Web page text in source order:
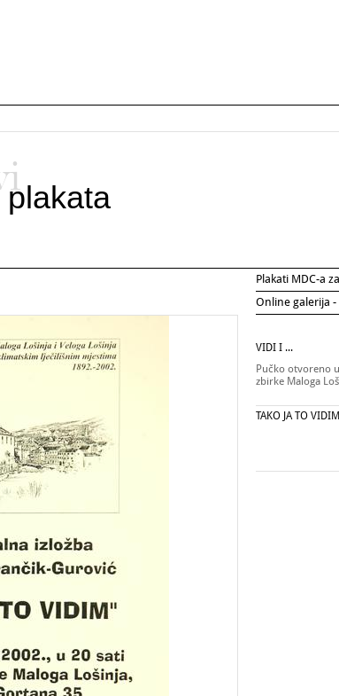
Plakati MDC-a
Online galerija
VIDI I ...
Pučko otvoreno
zbirke Maloga
TAKO JA TO VIDIM